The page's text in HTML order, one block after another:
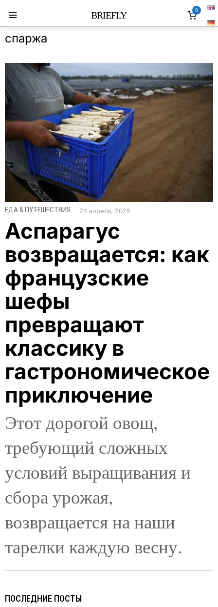
BRIEFLY 0
спаржа
ЕДА & ПУТЕШЕСТВИЯ 24 апреля, 2025
Аспарагус
возвращается: как
французские
шефы
превращают
классику в
гастрономическое
приключение
Этот дорогой овощ,
требующий сложных
условий выращивания и
сбора урожая,
возвращается на наши
тарелки каждую весну.
ПОСЛЕДНИЕ ПОСТЫ